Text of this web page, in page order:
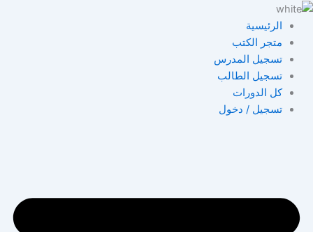
تخطي
المحتوى
الرئيسية
متجر الكتب
تسجيل المدرس
تسجيل الطالب
كل الدورات
تسجيل / دخول